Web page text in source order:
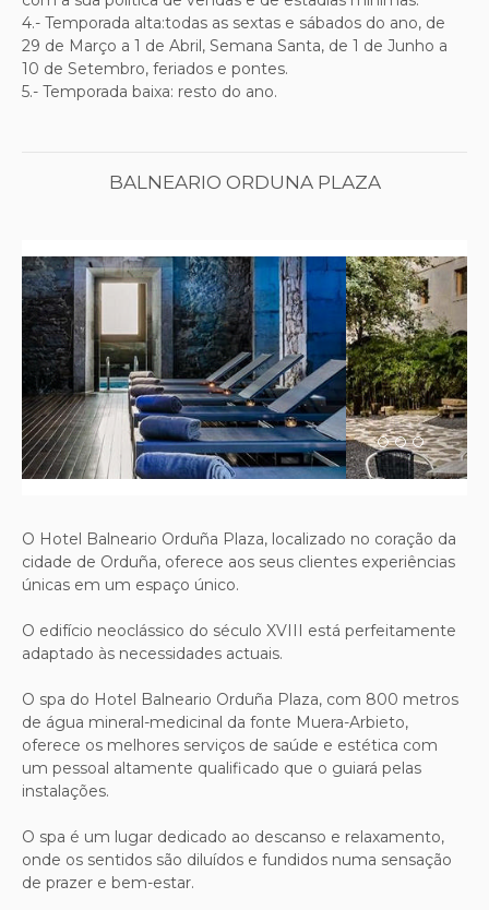
4.- Temporada alta:todas as sextas e sábados do ano, de
29 de Março a 1 de Abril, Semana Santa, de 1 de Junho a
10 de Setembro, feriados e pontes.
5.- Temporada baixa: resto do ano.
BALNEARIO ORDUNA PLAZA
Previous Next
O Hotel Balneario Orduña Plaza, localizado no coração da
cidade de Orduña, oferece aos seus clientes experiências
únicas em um espaço único.
O edifício neoclássico do século XVIII está perfeitamente
adaptado às necessidades actuais.
O spa do Hotel Balneario Orduña Plaza, com 800 metros
de água mineral-medicinal da fonte Muera-Arbieto,
oferece os melhores serviços de saúde e estética com
um pessoal altamente qualificado que o guiará pelas
instalações.
O spa é um lugar dedicado ao descanso e relaxamento,
onde os sentidos são diluídos e fundidos numa sensação
de prazer e bem-estar.